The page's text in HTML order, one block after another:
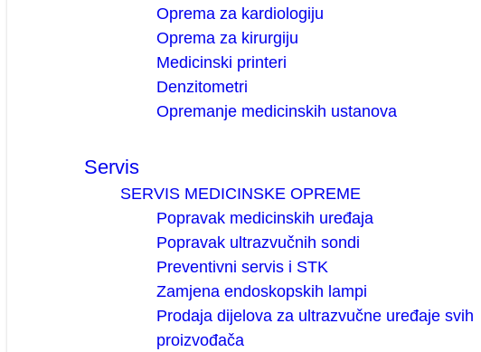
Oprema za kardiologiju
Oprema za kirurgiju
Medicinski printeri
Denzitometri
Opremanje medicinskih ustanova
Servis
SERVIS MEDICINSKE OPREME
Popravak medicinskih uređaja
Popravak ultrazvučnih sondi
Preventivni servis i STK
Zamjena endoskopskih lampi
Prodaja dijelova za ultrazvučne uređaje svih
proizvođača